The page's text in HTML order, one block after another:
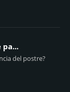
del postre?